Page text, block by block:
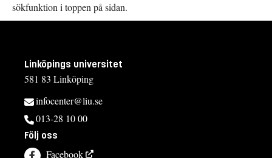
sökfunktion i toppen på sidan.
Linköpings universitet
581 83 Linköping
infocenter@liu.se
013-28 10 00
Följ oss
Facebook